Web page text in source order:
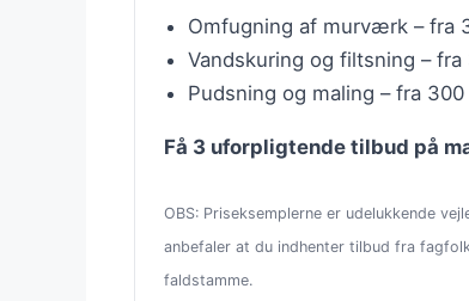
Omfugning af murværk – fra
Vandskuring og filtsning –
Pudsning og maling – fra
Få 3 uforpligtende tilbud på
OBS: Priseksemplerne er udelukkende
anbefaler at du indhenter tilbud fra
faldstamme.